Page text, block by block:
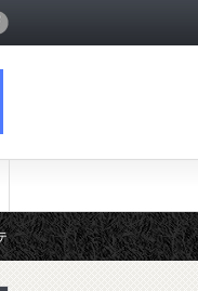
れています） 第